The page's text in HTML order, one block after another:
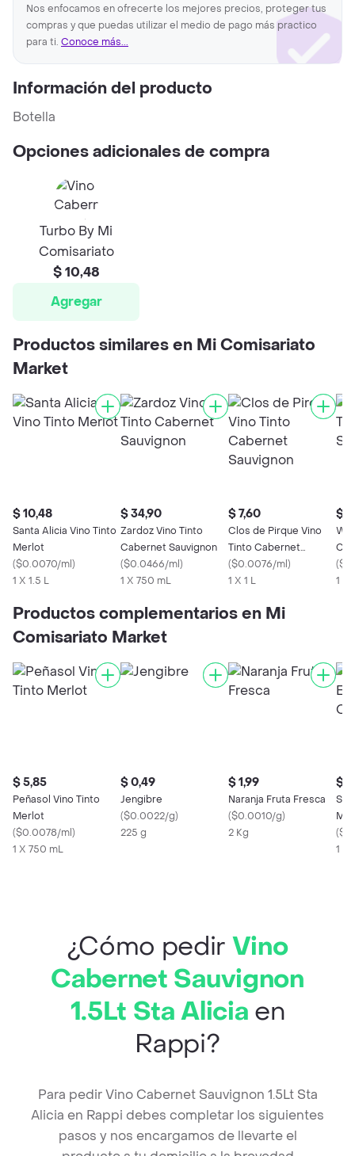
Nos enfocamos en ofrecerte los mejores precios, proteger tus
compras y que puedas utilizar el medio de pago más practico
para ti. Conoce más...
Información del producto
Botella
Opciones adicionales de compra
Turbo By Mi
Comisariato
$ 10,48
Agregar
Productos similares en Mi Comisariato
Market
$ 10,48
Santa Alicia Vino Tinto
Merlot
($0.0070/ml)
1 X 1.5 L
$ 34,90
Zardoz Vino Tinto
Cabernet Sauvignon
($0.0466/ml)
1 X 750 mL
$ 7,60
Clos de Pirque Vino
Tinto Cabernet
Sauvignon
($0.0076/ml)
1 X 1 L
$
(
1 x
Productos complementarios en Mi
Comisariato Market
$ 5,85
Peñasol Vino Tinto
Merlot
($0.0078/ml)
1 X 750 mL
$ 0,49
Jengibre
($0.0022/g)
225 g
$ 1,99
Naranja Fruta Fresca
($0.0010/g)
2 Kg
$
Mi
(
1 x
¿Cómo pedir Vino
Cabernet Sauvignon
1.5Lt Sta Alicia en
Rappi?
Para pedir Vino Cabernet Sauvignon 1.5Lt Sta
Alicia en Rappi debes completar los siguientes
pasos y nos encargamos de llevarte el